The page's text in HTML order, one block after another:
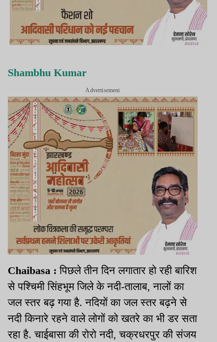
Shambhu Kumar
Advertisement
Chaibasa :पिछले तीन दिन लगातार हो रही बारिश
से पश्चिमी सिंहभूम जिले के नदी-तालाब, नालों का
जल स्तर बढ़ गया है. नदियों का जल स्तर बढ़ने से
नदी किनारे रहने वाले लोगों को खतरे का भी डर सता
रहा है. चाईबासा की रोरो नदी, चक्रधरपुर की संजय